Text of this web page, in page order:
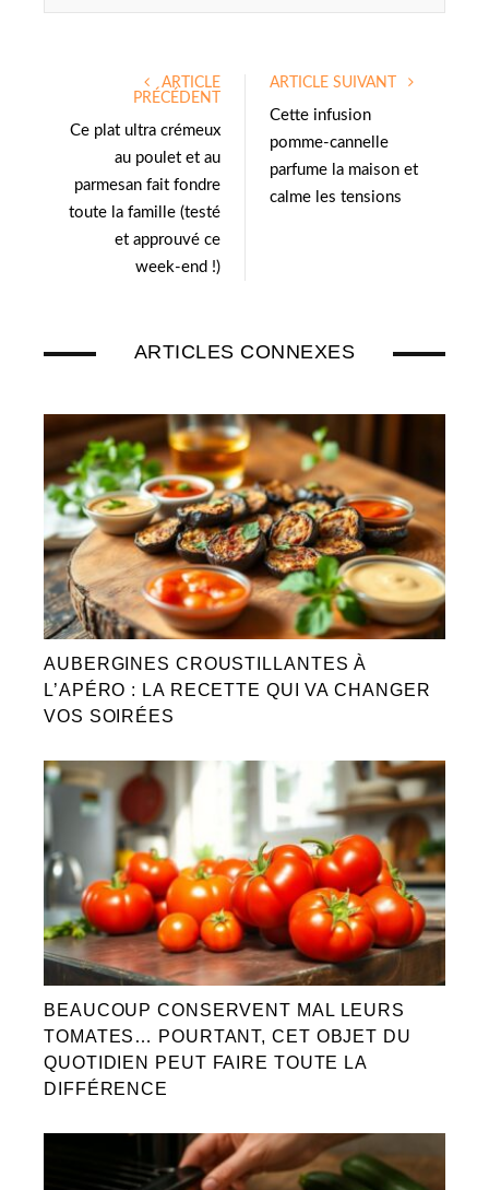
ARTICLE
PRÉCÉDENT
Ce plat ultra crémeux
au poulet et au
parmesan fait fondre
toute la famille (testé
et approuvé ce
week-end !)
ARTICLE SUIVANT
Cette infusion
pomme-cannelle
parfume la maison et
calme les tensions
ARTICLES CONNEXES
AUBERGINES CROUSTILLANTES À
L’APÉRO : LA RECETTE QUI VA CHANGER
VOS SOIRÉES
BEAUCOUP CONSERVENT MAL LEURS
TOMATES… POURTANT, CET OBJET DU
QUOTIDIEN PEUT FAIRE TOUTE LA
DIFFÉRENCE